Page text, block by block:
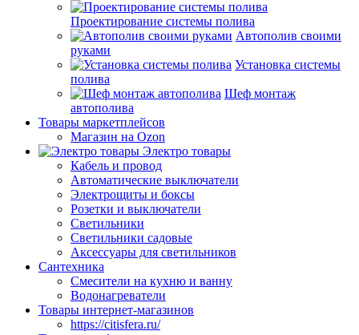
Проектирование системы полива
Автополив своими
руками
Установка системы
полива
Шеф монтаж
автополива
Товары маркетплейсов
Магазин на Ozon
Электро товары
Кабель и провод
Автоматические выключатели
Электрощиты и боксы
Розетки и выключатели
Светильники
Светильники садовые
Аксессуары для светильников
Сантехника
Смесители на кухню и ванну
Водонагреватели
Товары интернет-магазинов
https://citisfera.ru/